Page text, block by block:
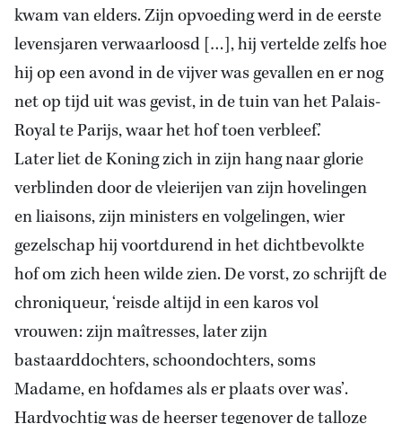
kwam van elders. Zijn opvoeding werd in de eerste
levensjaren verwaarloosd […], hij vertelde zelfs hoe
hij op een avond in de vijver was gevallen en er nog
net op tijd uit was gevist, in de tuin van het Palais-
Royal te Parijs, waar het hof toen verbleef.’
Later liet de Koning zich in zijn hang naar glorie
verblinden door de vleierijen van zijn hovelingen
en liaisons, zijn ministers en volgelingen, wier
gezelschap hij voortdurend in het dichtbevolkte
hof om zich heen wilde zien. De vorst, zo schrijft de
chroniqueur, ‘reisde altijd in een karos vol
vrouwen: zijn maîtresses, later zijn
bastaarddochters, schoondochters, soms
Madame, en hofdames als er plaats over was’.
Hardvochtig was de heerser tegenover de talloze